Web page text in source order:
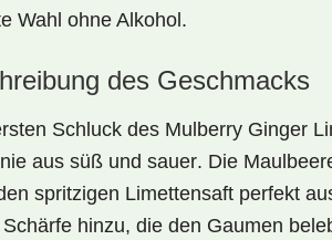
Wahl ohne Alkohol.
des Geschmacks
Schluck des Mulberry Ginger
aus süß und sauer. Die
spritzigen Limettensaft perfekt
hinzu, die den Gaumen